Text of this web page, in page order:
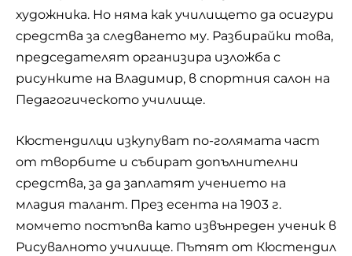
художника. Но няма как училището да осигури
средства за следването му. Разбирайки това,
председателят организира изложба с
рисунките на Владимир, в спортния салон на
Педагогическото училище.
Кюстендилци изкупуват по-голямата част
от творбите и събират допълнителни
средства, за да заплатят учението на
младия талант. През есента на 1903 г.
момчето постъпва като извънреден ученик в
Рисувалното училище. Пътят от Кюстендил